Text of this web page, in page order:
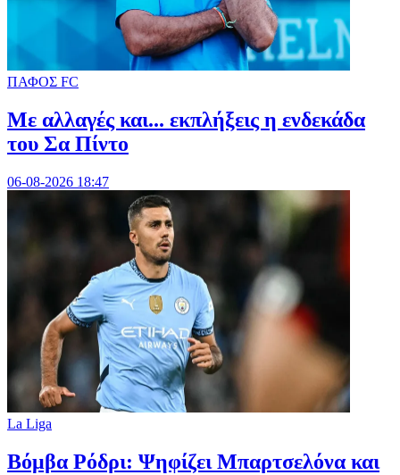
ΠΑΦΟΣ FC
Με αλλαγές και... εκπλήξεις η ενδεκάδα
του Σα Πίντο
06-08-2026 18:47
La Liga
Βόμβα Ρόδρι: Ψηφίζει Μπαρτσελόνα και